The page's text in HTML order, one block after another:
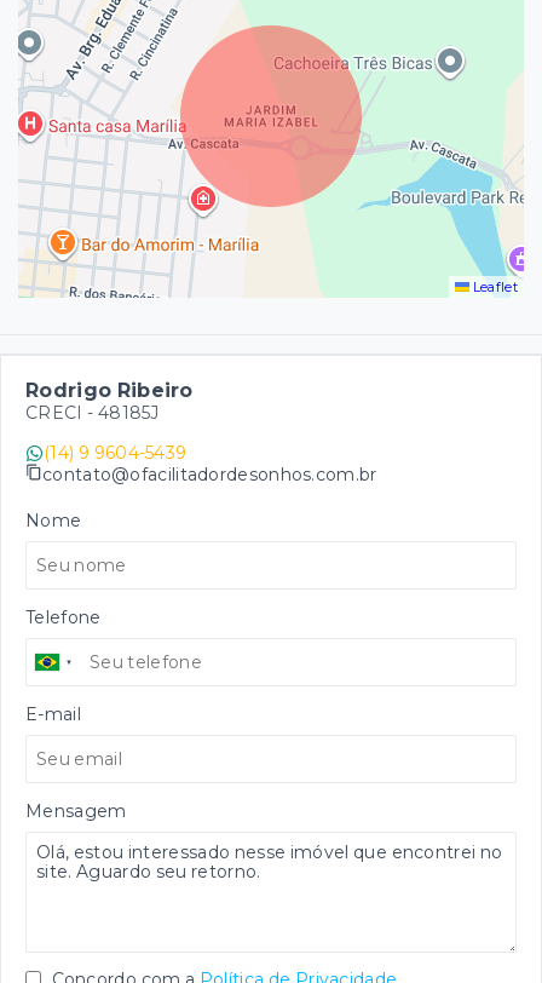
Leaflet
Rodrigo Ribeiro
CRECI - 48185J
(14) 9 9604-5439
contato@ofacilitadordesonhos.com.br
Nome
Telefone
E-mail
Mensagem